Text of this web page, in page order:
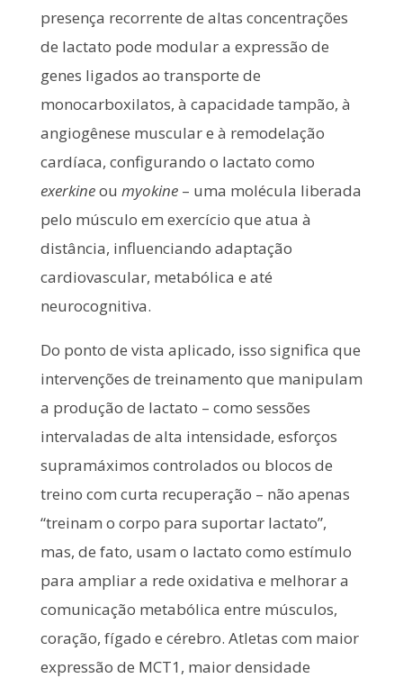
presença recorrente de altas concentrações
de lactato pode modular a expressão de
genes ligados ao transporte de
monocarboxilatos, à capacidade tampão, à
angiogênese muscular e à remodelação
cardíaca, configurando o lactato como
exerkineou myokine– uma molécula liberada
pelo músculo em exercício que atua à
distância, influenciando adaptação
cardiovascular, metabólica e até
neurocognitiva.
Do ponto de vista aplicado, isso significa que
intervenções de treinamento que manipulam
a produção de lactato – como sessões
intervaladas de alta intensidade, esforços
supramáximos controlados ou blocos de
treino com curta recuperação – não apenas
“treinam o corpo para suportar lactato”,
mas, de fato, usam o lactato como estímulo
para ampliar a rede oxidativa e melhorar a
comunicação metabólica entre músculos,
coração, fígado e cérebro. Atletas com maior
expressão de MCT1, maior densidade